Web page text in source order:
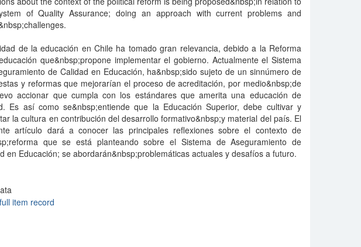
of Quality Assurance; doing an approach with current problems and
de la educación en Chile ha tomado gran relevancia, debido a la Reforma
que&nbsp;propone implementar el gobierno. Actualmente el Sistema
de Calidad en Educación, ha&nbsp;sido sujeto de un sinnúmero de
y reformas que mejorarían el proceso de acreditación, por medio&nbsp;de
accionar que cumpla con los estándares que amerita una educación de
Es así como se&nbsp;entiende que la Educación Superior, debe cultivar y
la cultura en contribución del desarrollo formativo&nbsp;y material del país. El
artículo dará a conocer las principales reflexiones sobre el contexto de
que se está planteando sobre el Sistema de Aseguramiento de
en Educación; se abordarán&nbsp;problemáticas actuales y desafíos a futuro.
item record